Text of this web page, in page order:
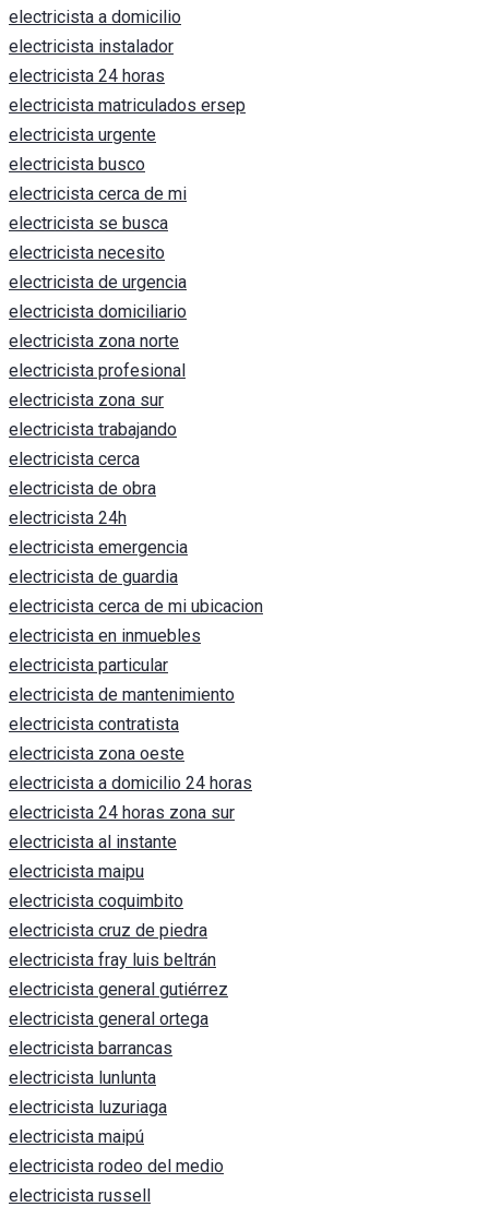
electricista a domicilio
electricista instalador
electricista 24 horas
electricista matriculados ersep
electricista urgente
electricista busco
electricista cerca de mi
electricista se busca
electricista necesito
electricista de urgencia
electricista domiciliario
electricista zona norte
electricista profesional
electricista zona sur
electricista trabajando
electricista cerca
electricista de obra
electricista 24h
electricista emergencia
electricista de guardia
electricista cerca de mi ubicacion
electricista en inmuebles
electricista particular
electricista de mantenimiento
electricista contratista
electricista zona oeste
electricista a domicilio 24 horas
electricista 24 horas zona sur
electricista al instante
electricista maipu
electricista coquimbito
electricista cruz de piedra
electricista fray luis beltrán
electricista general gutiérrez
electricista general ortega
electricista barrancas
electricista lunlunta
electricista luzuriaga
electricista maipú
electricista rodeo del medio
electricista russell